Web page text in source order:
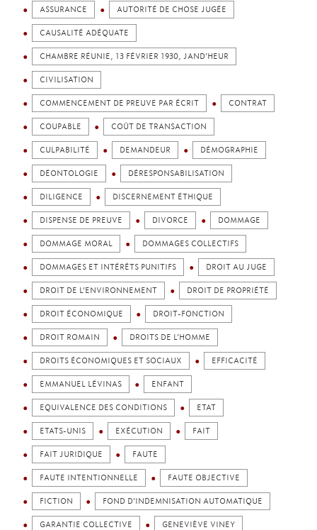
ASSURANCE AUTORITÉ DE CHOSE JUGÉE
CAUSALITÉ ADÉQUATE
CHAMBRE RÉUNIE, 13 FÉVRIER 1930, JAND’HEUR
CIVILISATION
COMMENCEMENT DE PREUVE PAR ÉCRIT CONTRAT
COUPABLE COÛT DE TRANSACTION
CULPABILITÉ DEMANDEUR DÉMOGRAPHIE
DÉONTOLOGIE DÉRESPONSABILISATION
DILIGENCE DISCERNEMENT ÉTHIQUE
DISPENSE DE PREUVE DIVORCE DOMMAGE
DOMMAGE MORAL DOMMAGES COLLECTIFS
DOMMAGES ET INTÉRÊTS PUNITIFS DROIT AU JUGE
DROIT DE L’ENVIRONNEMENT DROIT DE PROPRIÉTÉ
DROIT ÉCONOMIQUE DROIT-FONCTION
DROIT ROMAIN DROITS DE L’HOMME
DROITS ÉCONOMIQUES ET SOCIAUX EFFICACITÉ
EMMANUEL LÉVINAS ENFANT
EQUIVALENCE DES CONDITIONS ETAT
ETATS-UNIS EXÉCUTION FAIT
FAIT JURIDIQUE FAUTE
FAUTE INTENTIONNELLE FAUTE OBJECTIVE
FICTION FOND D’INDEMNISATION AUTOMATIQUE
GARANTIE COLLECTIVE GENEVIÈVE VINEY